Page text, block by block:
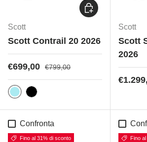
Scott
Scott Contrail 20 2026
€699,00 €799,00
Tropic Blue
Scegli opzioni
Scott
Scott
2026
Confronta
Fino al 31% di sconto Fino